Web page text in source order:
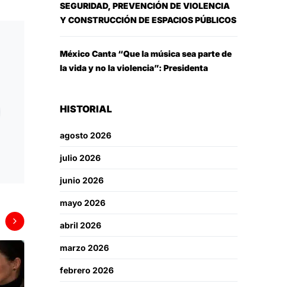
SEGURIDAD, PREVENCIÓN DE VIOLENCIA
Y CONSTRUCCIÓN DE ESPACIOS PÚBLICOS
México Canta “Que la música sea parte de
la vida y no la violencia”: Presidenta
HISTORIAL
agosto 2026
julio 2026
junio 2026
mayo 2026
abril 2026
marzo 2026
febrero 2026